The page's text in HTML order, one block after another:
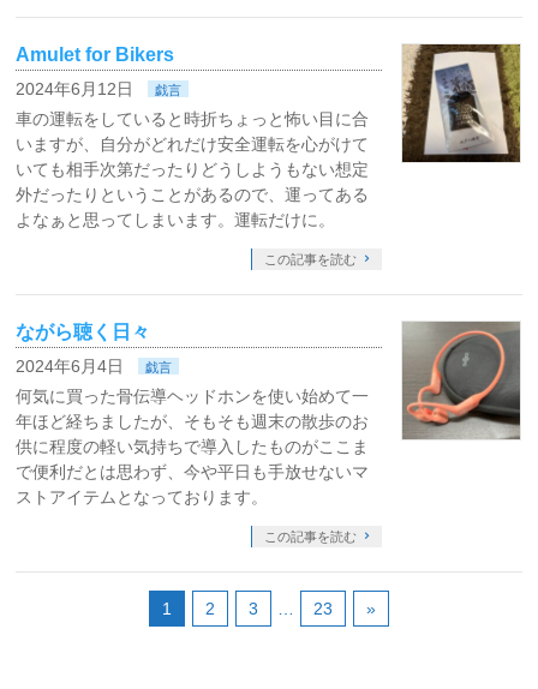
Amulet for Bikers
2024年6月12日 戯言
車の運転をしていると時折ちょっと怖い目に合
いますが、自分がどれだけ安全運転を心がけて
いても相手次第だったりどうしようもない想定
外だったりということがあるので、運ってある
よなぁと思ってしまいます。運転だけに。
この記事を読む
ながら聴く日々
2024年6月4日 戯言
何気に買った骨伝導ヘッドホンを使い始めて一
年ほど経ちましたが、そもそも週末の散歩のお
供に程度の軽い気持ちで導入したものがここま
で便利だとは思わず、今や平日も手放せないマ
ストアイテムとなっております。
この記事を読む
1 2 3 23 »